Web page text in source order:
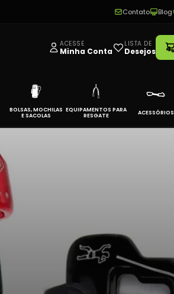
Contato Blog
ACESSE
Minha Conta
LISTA DE
Desejos
BOLSAS, MOCHILAS
E SACOLAS
EQUIPAMENTOS PARA
RESGATE
ACESSÓRIOS